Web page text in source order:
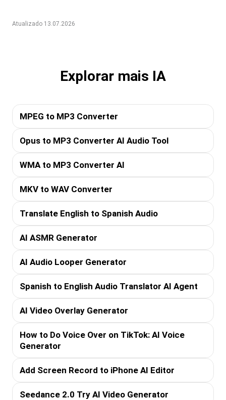
Atualizado 13.07.2026
Explorar mais IA
MPEG to MP3 Converter
Opus to MP3 Converter AI Audio Tool
WMA to MP3 Converter AI
MKV to WAV Converter
Translate English to Spanish Audio
AI ASMR Generator
AI Audio Looper Generator
Spanish to English Audio Translator AI Agent
AI Video Overlay Generator
How to Do Voice Over on TikTok: AI Voice
Generator
Add Screen Record to iPhone AI Editor
Seedance 2.0 Try AI Video Generator